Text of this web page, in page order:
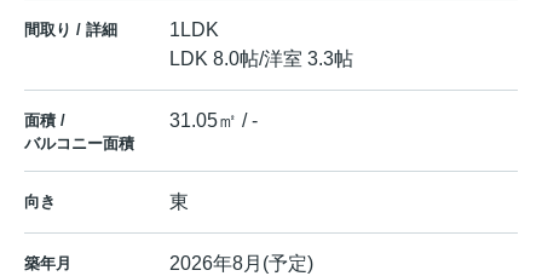
間取り / 詳細
1LDK
LDK 8.0帖/洋室 3.3帖
面積 /
バルコニー面積
31.05㎡ / -
向き 東
築年月 2026年8月(予定)